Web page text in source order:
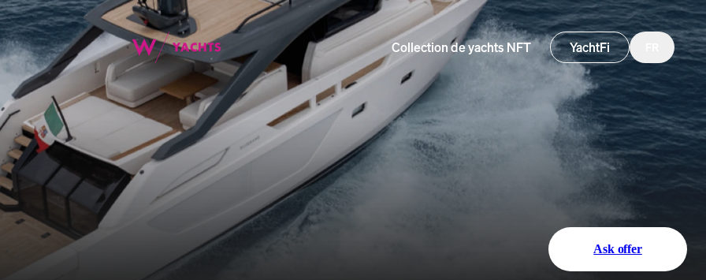
Collection de yachts NFT YachtFi
Ask offer